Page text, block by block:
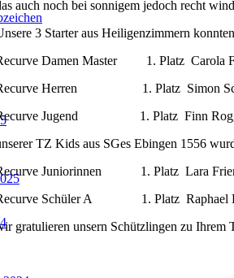
auch noch bei sonnigem jedoch recht
3 Starter aus Heiligenzimmern
Damen Master 1. Platz
Herren 1. Platz Simon
Jugend 1. Platz Finn
TZ Kids aus SGes Ebingen 1556
Juniorinnen 1. Platz Lara
Schüler A 1. Platz Raphael
gratulieren unsern Schützlingen zu